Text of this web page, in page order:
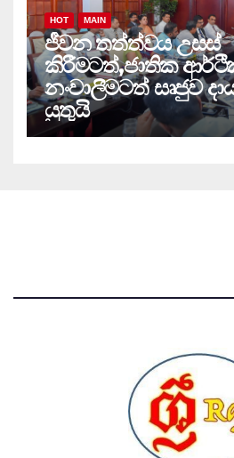
HOT MAIN
ජීවන තත්ත්වය උසස්
කිරීමටත්,ජාතික
නංවාලීමටත් සෘජුව
යුතුයි